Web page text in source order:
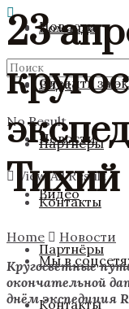
Новости
Видео
Партнёры
Контакты
Мы в
Команда
Следить за
Новости
Видео
Партнёры
Контакты
No Result
View All Result
23
Тихий
Home
Новости
Кругосветные
окончательной
днём экспедиция